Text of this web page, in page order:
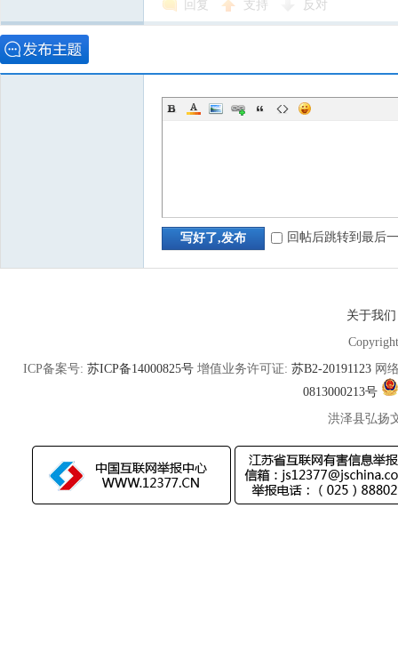
回复 支持 反对
写好了,发布 回帖后跳转到最后
关于我们
ICP备案号: 苏ICP备14000825号 增值业务许可证: 苏B2-20191123 网
0813000213号
洪泽县弘扬